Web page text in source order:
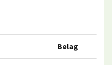
Belag